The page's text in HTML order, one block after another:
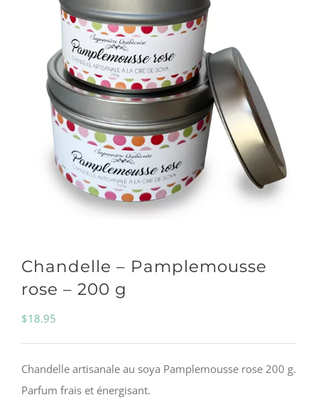
Chandelle – Pamplemousse
rose – 200 g
$18.95
Chandelle artisanale au soya Pamplemousse rose 200 g.
Parfum frais et énergisant.